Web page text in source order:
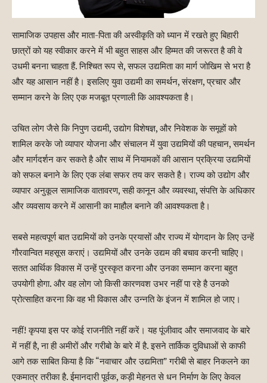
सामाजिक उपहास और माता-पिता की अस्वीकृति को ध्यान में रखते हुए बिहारी
छात्रों को यह स्वीकार करने में भी बहुत साहस और हिम्मत की जरूरत है की वे
उधमी बनना चाहता हैं. निश्चित रूप से, सफल उद्यमिता का मार्ग जोखिम से भरा है
और यह आसान नहीं है। इसलिए युवा उद्यमी का समर्थन, संरक्षण, प्रचार और
सम्मान करने के लिए एक मजबूत प्रणाली कि आवश्यकता है।
उचित लोग जैसे कि निपुण उद्यमी, उद्योग विशेषज्ञ, और निवेशक के समूहों को
शामिल करके जो व्यापार योजना और संचालन में युवा उद्यमियों की पहचान, समर्थन
और मार्गदर्शन कर सकते है और साथ में नियामकों की आसान प्रक्रिया उद्यमियों
को सफल बनाने के लिए एक लंबा सफर तय कर सकते है। राज्य को उद्योग और
व्यापार अनुकूल सामाजिक वातावरण, सही कानून और व्यवस्था, संपत्ति के अधिकार
और व्यवसाय करने में आसानी का माहौल बनाने की आवश्यकता है।
सबसे महत्वपूर्ण बात उद्यमियों को उनके प्रयासों और राज्य में योगदान के लिए उन्हें
गौरवान्वित महसूस कराएं। उद्यमियों और उनके उद्यम की बचाव करनी चाहिए।
सतत आर्थिक विकास में उन्हें पुरस्कृत करना और उनका सम्मान करना बहुत
उपयोगी होगा. और वह लोग जो किसी कारणवश उभर नहीं पा रहे है उनको
प्रोत्साहित करना कि वह भी विकास और उन्नति के इंजन में शामिल हो जाए।
नहीं! कृपया इस पर कोई राजनीति नहीं करें। यह पूंजीवाद और समाजवाद के बारे
में नहीं है, ना ही अमीरों और गरीबो के बारे में है. इसने तार्किक दुविधाओं से काफी
आगे तक साबित किया है कि “नवाचार और उद्यमिता” गरीबी से बाहर निकलने का
एकमात्र तरीका है. ईमानदारी पूर्वक, कड़ी मेहनत से धन निर्माण के लिए केवल